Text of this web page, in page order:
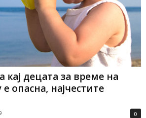
кај децата за време на
опасна, најчестите
0